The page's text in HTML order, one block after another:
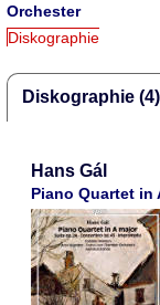
Orchester
Diskographie
Diskographie (4)
Hans Gál
Piano Quartet in